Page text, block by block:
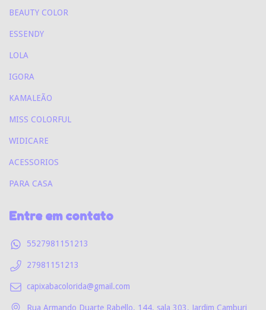
BEAUTY COLOR
ESSENDY
LOLA
IGORA
KAMALEÃO
MISS COLORFUL
WIDICARE
ACESSORIOS
PARA CASA
Entre em contato
5527981151213
27981151213
capixabacolorida@gmail.com
Rua Armando Duarte Rabello, 144, sala 303, Jardim Camburi